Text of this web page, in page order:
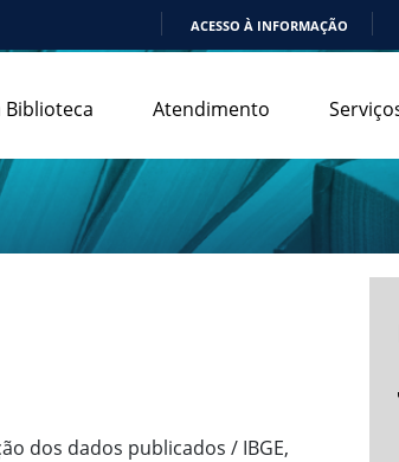
ACESSO À INFORMAÇÃO
Biblioteca Atendimento
dos dados publicados / IBGE,